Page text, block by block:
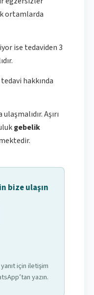
ortamlarda
ise tedaviden 3
hakkında
Aşırı
gebelik
bize ulaşın
için iletişim
yazın.